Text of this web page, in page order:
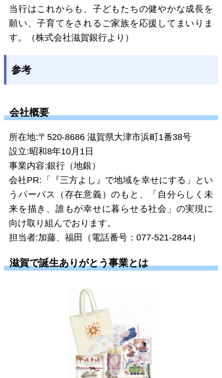
当行はこれからも、子どもたちの健やかな成長を
願い、子育てをされるご家族を応援してまいりま
す。
（株式会社滋賀銀行より）
参考
会社概要
所在地:〒520-8686 滋賀県大津市浜町1番38号
設立:昭和8年10月1日
事業内容:銀行（地銀）
会社PR: 「『三方よし』で地域を幸せにする」とい
うパーパス（存在意義）のもと、「自分らしく未
来を描き、誰もが幸せに暮らせる社会」の実現に
向け取り組んでおります。
担当者:加藤、福田（電話番号：077-521-2844）
滋賀で誕生ありがとう事業とは